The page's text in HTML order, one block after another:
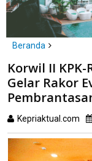
Beranda
Anambas
Korwil II KPK-RI dan
Tentang
Korwil II
Gelar Rakor
Kepriaktual.com